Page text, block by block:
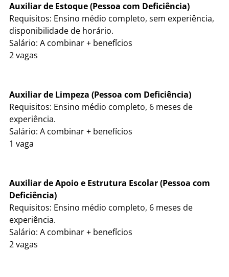
Auxiliar de Estoque (Pessoa com Deficiência)
Requisitos: Ensino médio completo, sem experiência,
disponibilidade de horário.
Salário: A combinar + benefícios
2 vagas
Auxiliar de Limpeza (Pessoa com Deficiência)
Requisitos: Ensino médio completo, 6 meses de
experiência.
Salário: A combinar + benefícios
1 vaga
Auxiliar de Apoio e Estrutura Escolar (Pessoa com
Deficiência)
Requisitos: Ensino médio completo, 6 meses de
experiência.
Salário: A combinar + benefícios
2 vagas